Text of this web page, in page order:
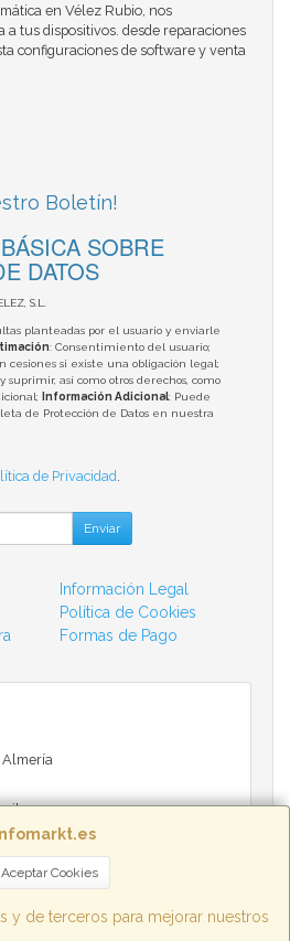
Aceptar Cookies
y de terceros para mejorar nuestros
en Vélez Rubio, nos
a tus dispositivos. desde reparaciones
configuraciones de software y venta
Boletín!
SOBRE
DATOS
S.L.
planteadas por el usuario y enviarle
: Consentimiento del usuario;
cesiones si existe una obligación legal;
suprimir, así como otros derechos, como
Información Adicional: Puede
de Protección de Datos en nuestra
de Privacidad
Enviar
Información Legal
Política de Cookies
Formas de Pago
Almería
20:30